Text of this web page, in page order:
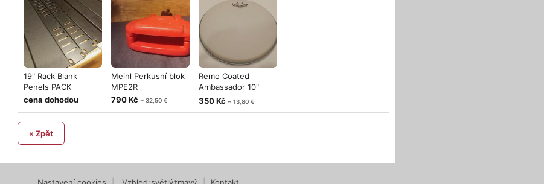
19" Rack Blank
Penels PACK
cena dohodou
Meinl Perkusní blok
MPE2R
790 Kč ~ 32,50 €
Remo Coated
Ambassador 10"
NEW
350 Kč ~ 13,80 €
« Zpět